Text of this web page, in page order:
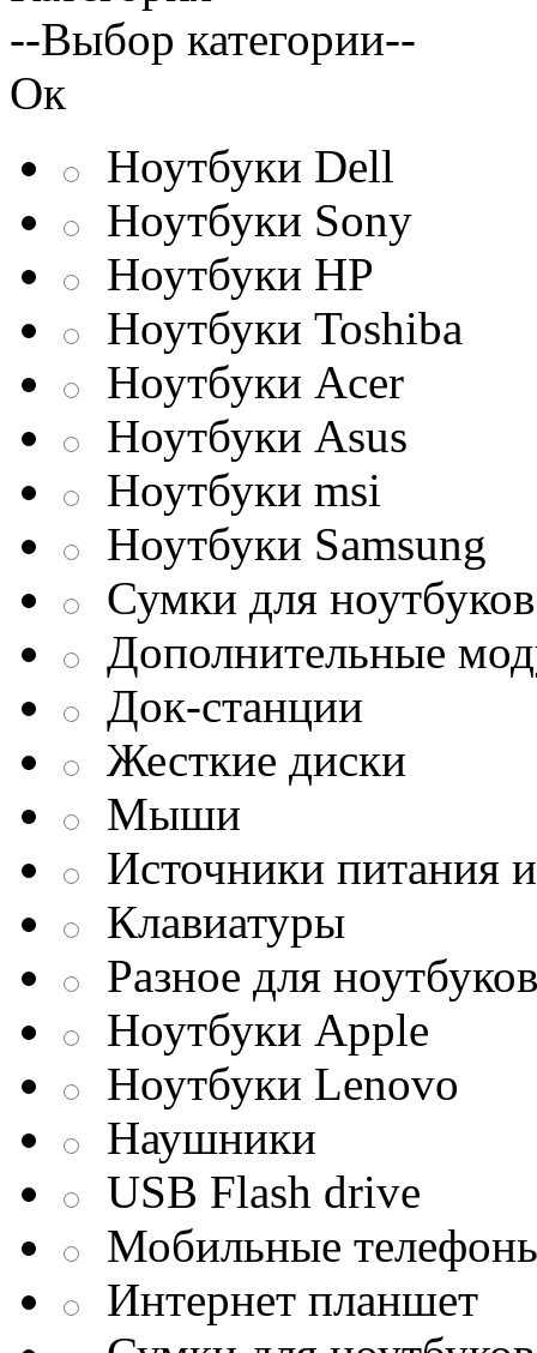
--Выбор категории--
Ок
Ноутбуки Dell
Ноутбуки Sony
Ноутбуки HP
Ноутбуки Toshiba
Ноутбуки Acer
Ноутбуки Asus
Ноутбуки msi
Ноутбуки Samsung
Сумки для ноутбуков
Дополнительные
Док-станции
Жесткие диски
Мыши
Источники питания
Клавиатуры
Разное для ноутбуков
Ноутбуки Apple
Ноутбуки Lenovo
Наушники
USB Flash drive
Мобильные
Интернет планшет